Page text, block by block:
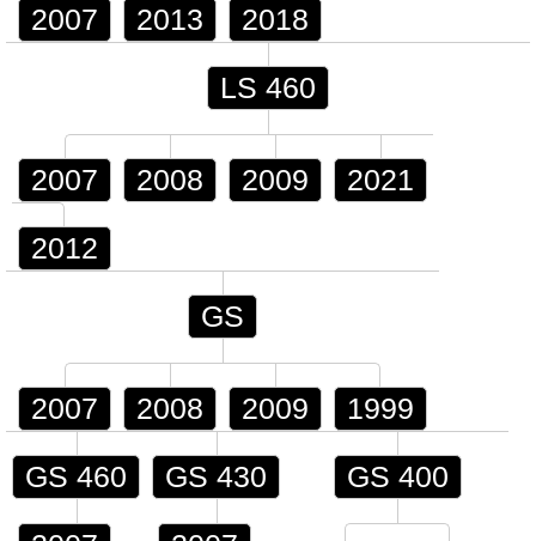
2007 2013 2018
LS 460
2007 2008 2009 2021
2012
GS
2007 2008 2009 1999
GS 460 GS 430 GS 400